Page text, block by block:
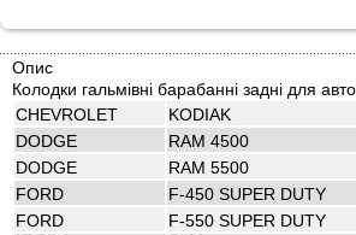
Опис
Колодки гальмівні барабанні задні для
CHEVROLET
KODIAK
DODGE
RAM 4500
DODGE
RAM 5500
FORD
F-450 SUPER DUTY
FORD
F-550 SUPER DUTY